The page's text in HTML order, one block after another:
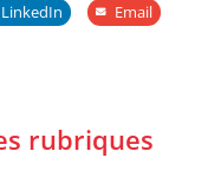
LinkedIn Email
rubriques